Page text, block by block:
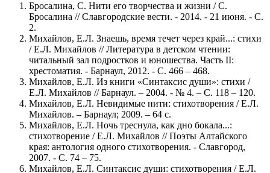
Бросалина, С. Нити его творчества и жизни / С.
Бросалина // Славгородские вести. - 2014. - 21 июня. - С.
2.
Михайлов, Е.Л. Знаешь, время течет через край...: стихи
/ Е.Л. Михайлов // Литература в детском чтении:
читальный зал подростков и юношества. Часть II:
хрестоматия. - Барнаул, 2012. - С. 466 – 468.
Михайлов, Е.Л. Из книги «Синтаксис души»: стихи /
Е.Л. Михайлов // Барнаул. – 2004. - № 4. – С. 118 – 120.
Михайлов, Е.Л. Невидимые нити: стихотворения / Е.Л.
Михайлов. – Барнаул; 2009. – 64 с.
Михайлов, Е.Л. Ночь треснула, как дно бокала...:
стихотворение / Е.Л. Михайлов // Поэты Алтайского
края: антология одного стихотворения. - Славгород,
2007. - С. 74 – 75.
Михайлов, Е.Л. Синтаксис души: стихотворения / Е.Л.